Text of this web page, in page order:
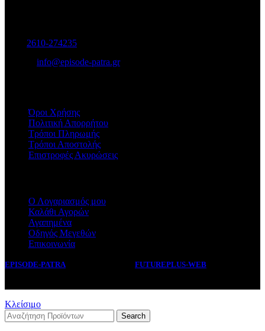
2610-274235
info@episode-patra.gr
Όροι Χρήσης
Πολιτική Απορρήτου
Τρόποι Πληρωμής
Τρόποι Αποστολής
Επιστροφές Ακυρώσεις
Ο Λογαριασμός μου
Καλάθι Αγορών
Αγαπημένα
Οδηγός Μεγεθών
Επικοινωνία
EPISODE-PATRA FUTUREPLUS-WEB
Κλείσιμο
Search